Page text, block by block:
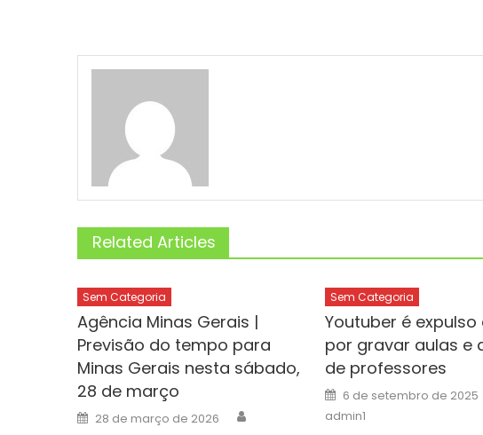
Related Articles
Sem Categoria
Agência Minas Gerais |
Previsão do tempo para
Minas Gerais nesta sábado,
28 de março
Posted
on
28 de março de 2026
Sem Categoria
Youtuber é expulso
por gravar aulas e
de professores
Posted
on
6 de setembro de 2025
admin1